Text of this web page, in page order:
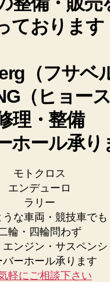
ております
（フサベ
（ヒョース
理・整備
ホール承り
モトクロス
エンデューロ
ラリー
うな車両・競技車でも
輪・四輪問わず
エンジン・サスペンシ
バーホール承ります
軽にご相談下さい